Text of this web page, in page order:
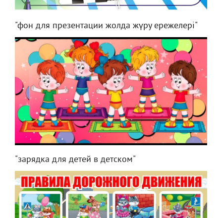
"фон для презентации жолда жүру ережелері"
"зарядка для детей в детском"